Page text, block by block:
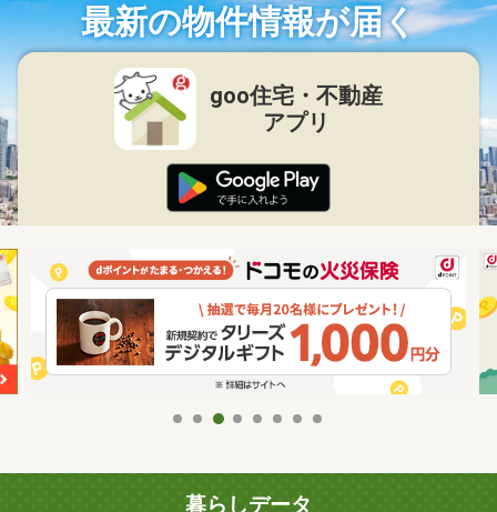
最新の物件情報が届く
goo住宅・不動産
アプリ
暮らしデータ